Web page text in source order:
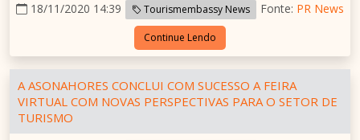
18/11/2020 14:39 Tourismembassy News Fonte: PR News
Continue Lendo
A ASONAHORES CONCLUI COM SUCESSO A FEIRA
VIRTUAL COM NOVAS PERSPECTIVAS PARA O SETOR DE
TURISMO